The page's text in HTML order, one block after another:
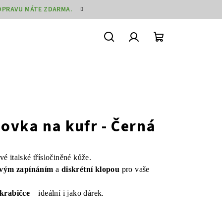
MÁTE ZDARMA.
na kufr - Černá
italské třísločiněné kůže.
zapínáním a diskrétní klopou pro vaše
– ideální i jako dárek.